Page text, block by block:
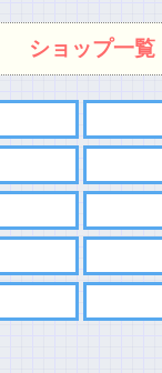
ショップ一覧